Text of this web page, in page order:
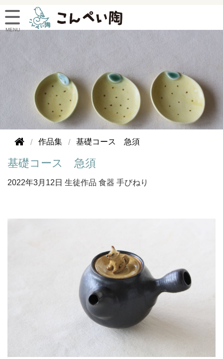
作品集 基礎コース 急須
基礎コース 急須
2022年3月12日 生徒作品 食器 手びねり